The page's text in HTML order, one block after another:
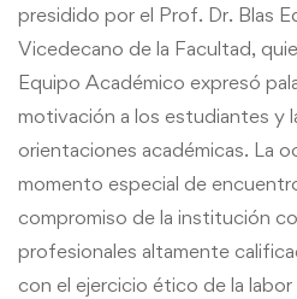
presidido por el Prof. Dr. Blas
Vicedecano de la Facultad,
Equipo Académico expresó
motivación a los estudiantes y
orientaciones académicas. La
momento especial de
compromiso de la institución
profesionales altamente
con el ejercicio ético de la labor